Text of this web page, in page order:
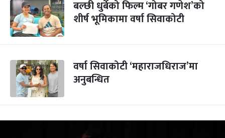
बल्छी धुर्बेको फिल्म ‘गोबर गणेश’को
शीर्ष भूमिकामा वर्षा सिवाकोटी
वर्षा सिवाकोटी ‘महाराजधिराज’मा
अनुबन्धित